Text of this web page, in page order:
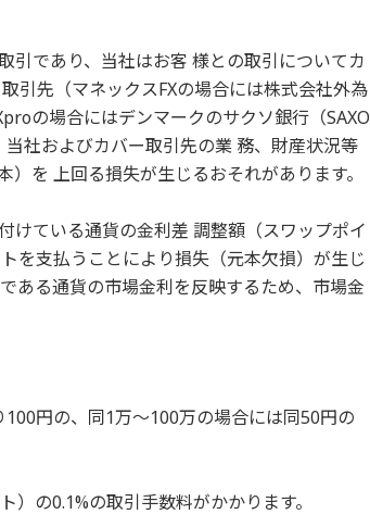
引であり、当社はお客 様との取引についてカ
引先（マネックスFXの場合には株式会社外為
の場合にはデンマークのサクソ銀行（SAXO
社およびカバー取引先の業 務、財産状況等
を 上回る損失が生じるおそれがあります。
けている通貨の金利差 調整額（スワップポイ
を支払うことにより損失（元本欠損）が生じ
ある通貨の市場金利を反映するため、市場金
円の、同1万〜100万の場合には同50円の
の0.1%の取引手数料がかかります。